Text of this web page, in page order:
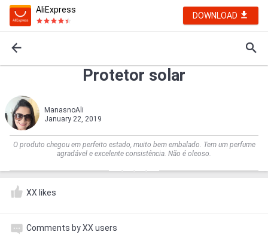
AliExpress
DOWNLOAD
Protetor solar
ManasnoAli
January 22, 2019
O produto chegou em perfeito estado, muito bem embalado. Tem um perfume
agradável e excelente consistência. Não é oleoso.
XX likes
Comments by XX users